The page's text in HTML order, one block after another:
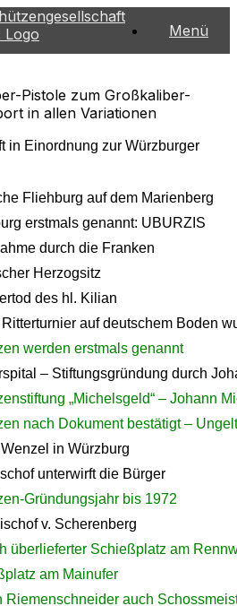
Menü
Pistole zum Großkaliber-
in allen Variationen
in Einordnung zur Würzburger
Fliehburg auf dem Marienberg
erstmals genannt: UBURZIS
durch die Franken
Herzogsitz
des hl. Kilian
auf deutschem Boden
werden erstmals genannt
– Stiftungsgründung durch
„Michelsgeld“ – Johann
nach Dokument bestätigt –
in Würzburg
unterwirft die Bürger
Gründungsjahr bis 1972
v. Scherenberg
überlieferter Schießplatz am
am Mainufer
Riemenschneider auch